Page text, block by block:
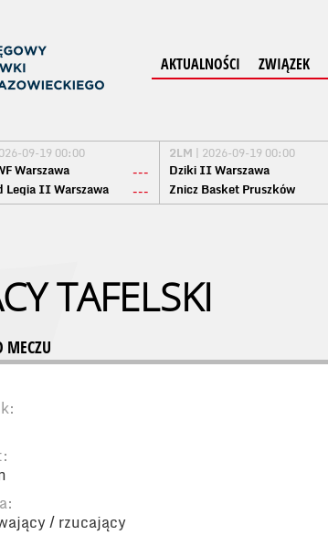
AKTUALNOŚCI ZWIĄZEK
09-19 00:00
Warszawa
---
Legia II Warszawa
---
2LM | 2026-09-19 00:00
Dziki II Warszawa
Znicz Basket Pruszków
TAFELSKI
MECZU
/ rzucający